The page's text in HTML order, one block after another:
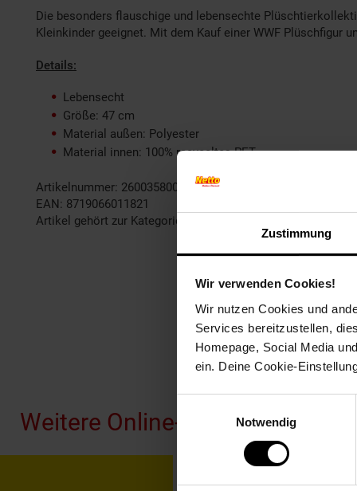
Zustimmung
Wir verwenden Cookies!
Wir nutzen Cookies und
Services bereitzustellen,
Homepage, Social Media
ein. Deine Cookie-
Notwendig
Die besonders flauschige und lebensechte
Kleinkinder geeignet. Mit dem Kauf einer WWF Plüschfigur
Details:
Lebensecht
Größe: 47 cm
Material außen: Polyester
Material innen: 100% recyceltes PET
Artikelnummer: 2600358000
EAN: 8719066011821
Artikel gehört zur Kategorie:
Weitere Online-Angebote